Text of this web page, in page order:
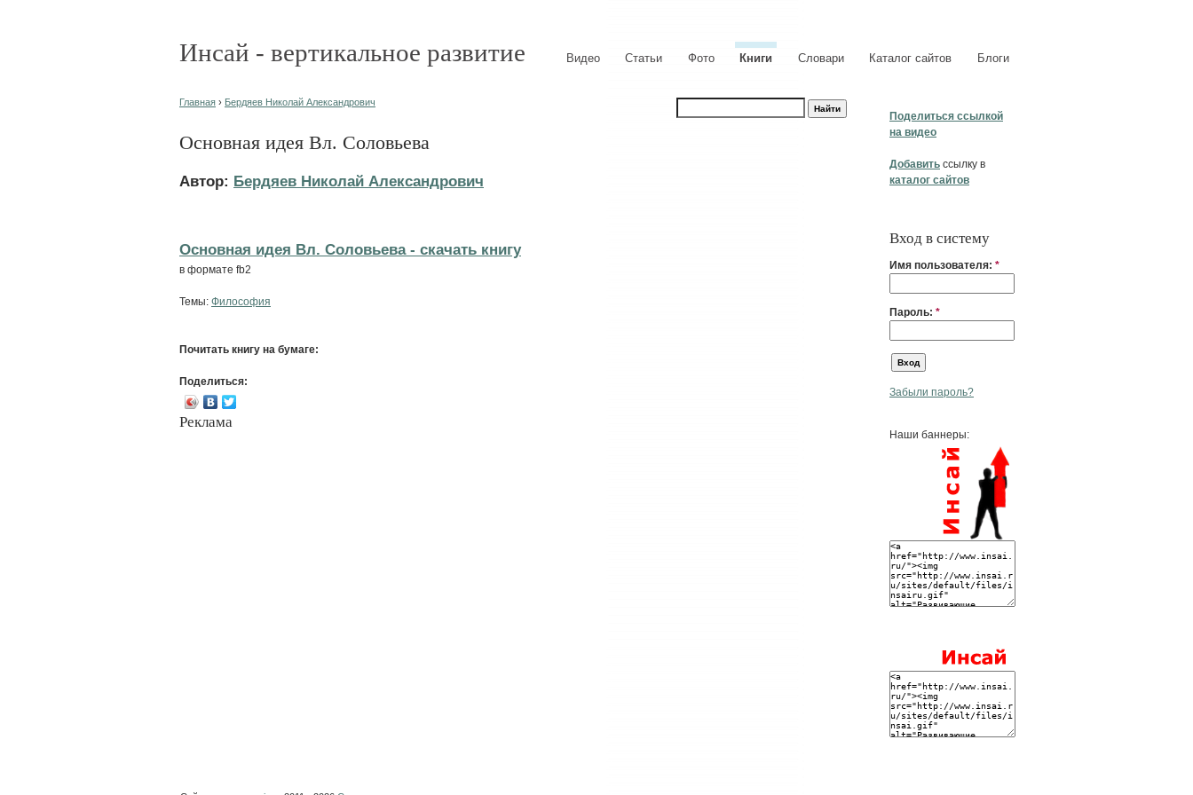
Инсай - вертикальное развитие Видео Статьи Фото Книги Словари Каталог сайтов Блоги
Поделиться ссылкой
на видео
Добавить ссылку в
каталог сайтов
Вход в систему
Имя пользователя: *
Пароль: *
Забыли пароль?
Наши баннеры:
Главная › Бердяев Николай Александрович
Основная идея Вл. Соловьева
Автор: Бердяев Николай Александрович
Основная идея Вл. Соловьева - cкачать книгу
в формате fb2
Темы: Философия
Почитать книгу на бумаге:
Поделиться:
Реклама